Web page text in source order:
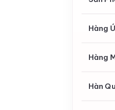
Hàng
Hàng
Hàn